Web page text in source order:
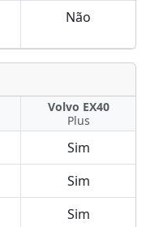
Não
Volvo EX40
Plus
Sim
Sim
Sim